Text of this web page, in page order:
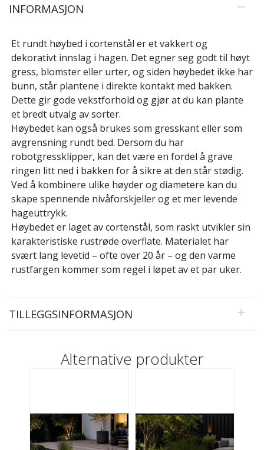
INFORMASJON
Et rundt høybed i cortenstål er et vakkert og
dekorativt innslag i hagen. Det egner seg godt til høyt
gress, blomster eller urter, og siden høybedet ikke har
bunn, står plantene i direkte kontakt med bakken.
Dette gir gode vekstforhold og gjør at du kan plante
et bredt utvalg av sorter.
Høybedet kan også brukes som gresskant eller som
avgrensning rundt bed. Dersom du har
robotgressklipper, kan det være en fordel å grave
ringen litt ned i bakken for å sikre at den står stødig.
Ved å kombinere ulike høyder og diametere kan du
skape spennende nivåforskjeller og et mer levende
hageuttrykk.
Høybedet er laget av cortenstål, som raskt utvikler sin
karakteristiske rustrøde overflate. Materialet har
svært lang levetid – ofte over 20 år – og den varme
rustfargen kommer som regel i løpet av et par uker.
TILLEGGSINFORMASJON
Alternative produkter